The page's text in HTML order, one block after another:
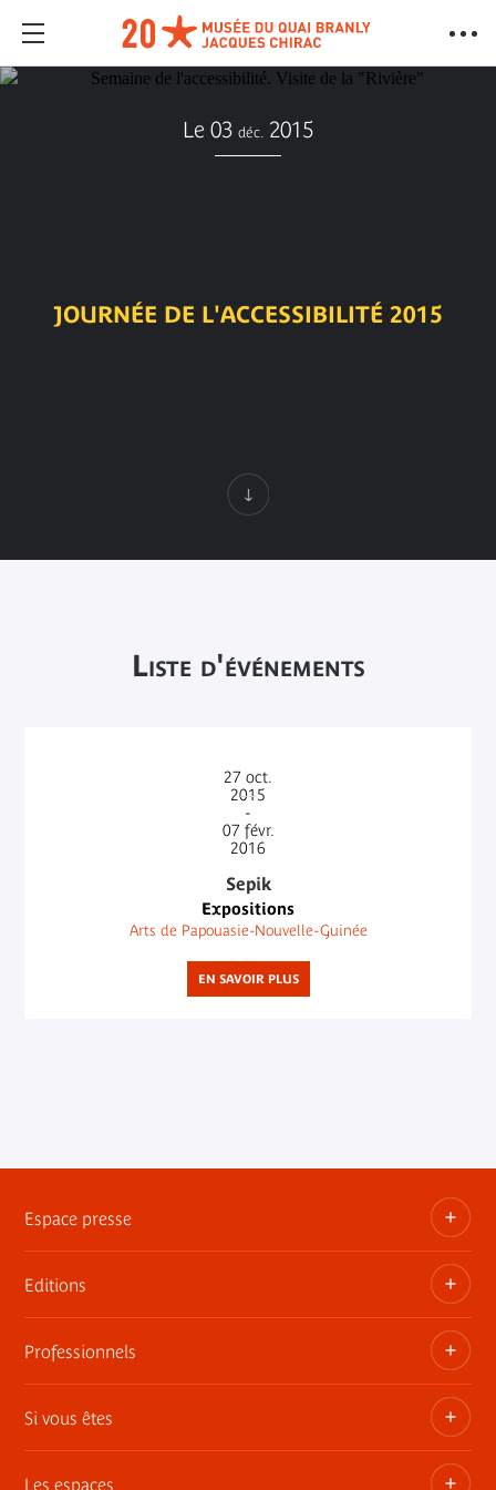
Le 03 déc. 2015
JOURNÉE DE L'ACCESSIBILITÉ 2015
Liste d'événements
27 oct.
2015
-
07 févr.
2016
Sepik
Expositions
Arts de Papouasie-Nouvelle-Guinée
EN SAVOIR PLUS
Espace presse
Dossiers, communiqués, bandes annonces
Contact presse
Editions
Les publications du musée
Professionnels
Privatisez les espaces
Si vous êtes
Les espaces